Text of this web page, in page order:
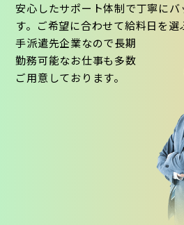
安心したサポート体制で丁寧にバ
す。ご希望に合わせて給料日を
手派遣先企業なので長期
勤務可能なお仕事も多数
ご用意しております。